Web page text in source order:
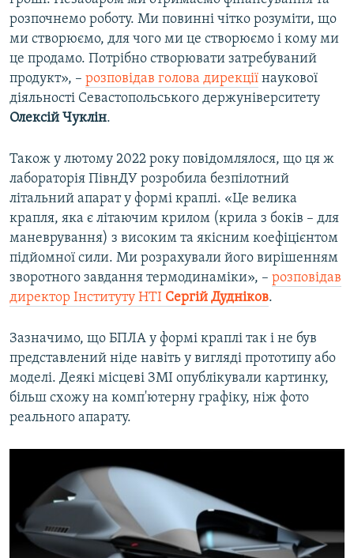
розпочнемо роботу. Ми повинні чітко розуміти, що
ми створюємо, для чого ми це створюємо і кому ми
це продамо. Потрібно створювати затребуваний
продукт», – розповідав голова дирекції наукової
діяльності Севастопольського держуніверситету
Олексій Чуклін.
Також у лютому 2022 року повідомлялося, що ця ж
лабораторія ПівнДУ розробила безпілотний
літальний апарат у формі краплі. «Це велика
крапля, яка є літаючим крилом (крила з боків – для
маневрування) з високим та якісним коефіцієнтом
підйомної сили. Ми розрахували його вирішенням
зворотного завдання термодинаміки», – розповідав
директор Інституту НТІ Сергій Дудніков.
Зазначимо, що БПЛА у формі краплі так і не був
представлений ніде навіть у вигляді прототипу або
моделі. Деякі місцеві ЗМІ опублікували картинку,
більш схожу на комп'ютерну графіку, ніж фото
реального апарату.